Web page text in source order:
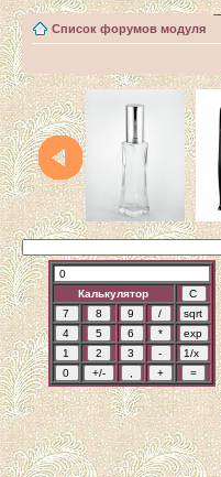
Список форумов модуля
Калькулятор